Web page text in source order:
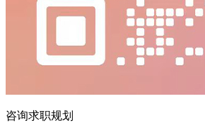
咨询求职规划